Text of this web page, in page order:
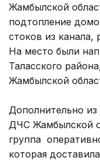
Жамбылской
подтопление
стоков из канала,
На место были
Таласского
Жамбылской
Дополнительно из
ДЧС Жамбылской
группа
которая